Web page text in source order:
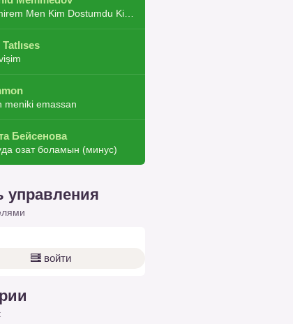
meniki emassan
Бейсенова
озат боламын (минус)
управления
войти